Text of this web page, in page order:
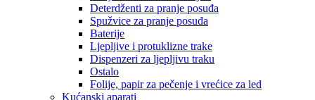
Deterdženti za pranje posuđa
Spužvice za pranje posuđa
Baterije
Ljepljive i protuklizne trake
Dispenzeri za ljepljivu traku
Ostalo
Folije, papir za pečenje i vrećice za led
Kućanski aparati